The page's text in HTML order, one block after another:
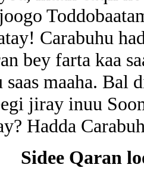
Carabuhu
bey farta kaa
saas maaha. Bal
jiray inuu
Hadda
Sidee Qaran